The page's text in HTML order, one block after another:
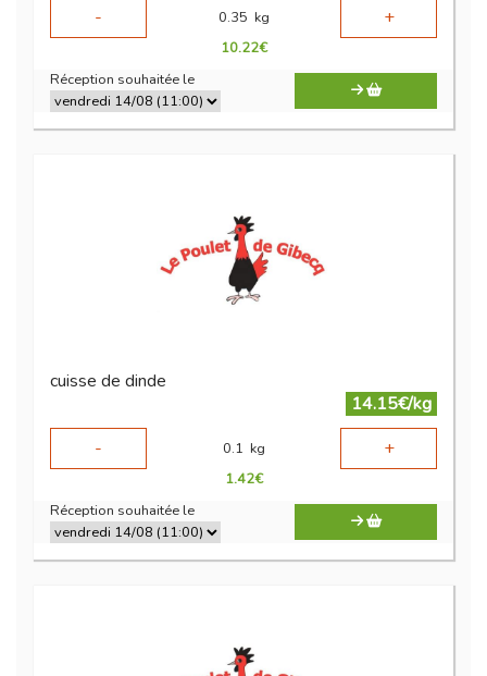
- 0.35 kg +
10.22€
Réception souhaitée le
cuisse de dinde
14.15€/kg
-
0.1 kg +
1.42€
Réception souhaitée le